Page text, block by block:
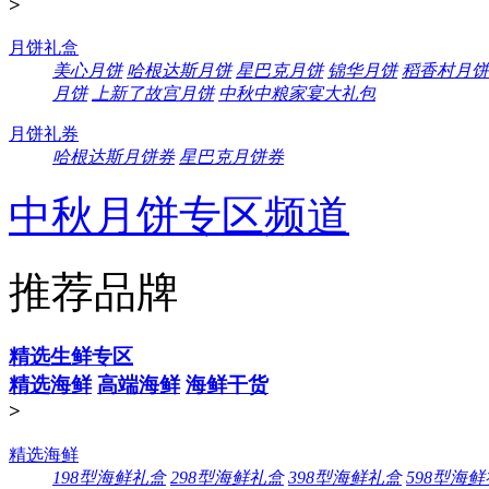
月饼礼盒
美心月饼 哈根达斯月饼 星巴克月饼 锦华月饼 稻香村月饼
月饼
上新了故宫月饼 中秋中粮家宴大礼包
月饼礼券
哈根达斯月饼券 星巴克月饼券
中秋月饼专区频道
推荐品牌
精选生鲜专区
精选海鲜 高端海鲜 海鲜干货
>
精选海鲜
198型海鲜礼盒 298型海鲜礼盒 398型海鲜礼盒 598型海鲜